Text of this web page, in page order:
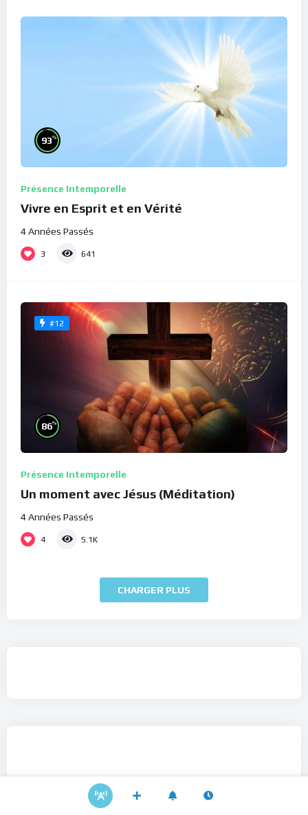
93%
Présence Intemporelle
Vivre en Esprit et en Vérité
4 Années Passés
3 641
#12
86%
Présence Intemporelle
Un moment avec Jésus (Méditation)
4 Années Passés
4 5.1K
CHARGER PLUS